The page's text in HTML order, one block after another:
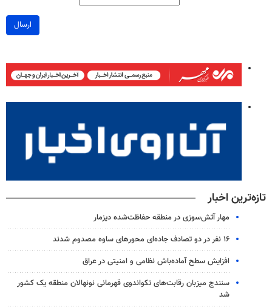
ارسال
تازه‌ترین اخبار
مهار آتش‌سوزی در منطقه حفاظت‌شده دیزمار
۱۶ نفر در دو تصادف جاده‌ای محورهای ساوه مصدوم شدند
افزایش سطح آماده‌باش نظامی و امنیتی در عراق
سنندج میزبان رقابت‌های تکواندوی قهرمانی نونهالان منطقه یک کشور
شد